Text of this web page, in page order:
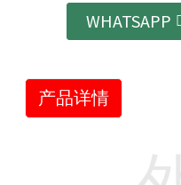
WHATSAPP
产品详情